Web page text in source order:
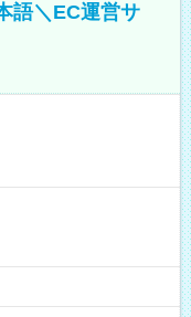
語＼EC運営サ